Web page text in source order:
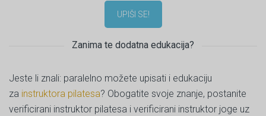
UPIŠI SE!
Zanima te dodatna edukacija?
Jeste li znali: paralelno možete upisati i edukaciju
za instruktora pilatesa? Obogatite svoje znanje, postanite
verificirani instruktor pilatesa i verificirani instruktor joge uz